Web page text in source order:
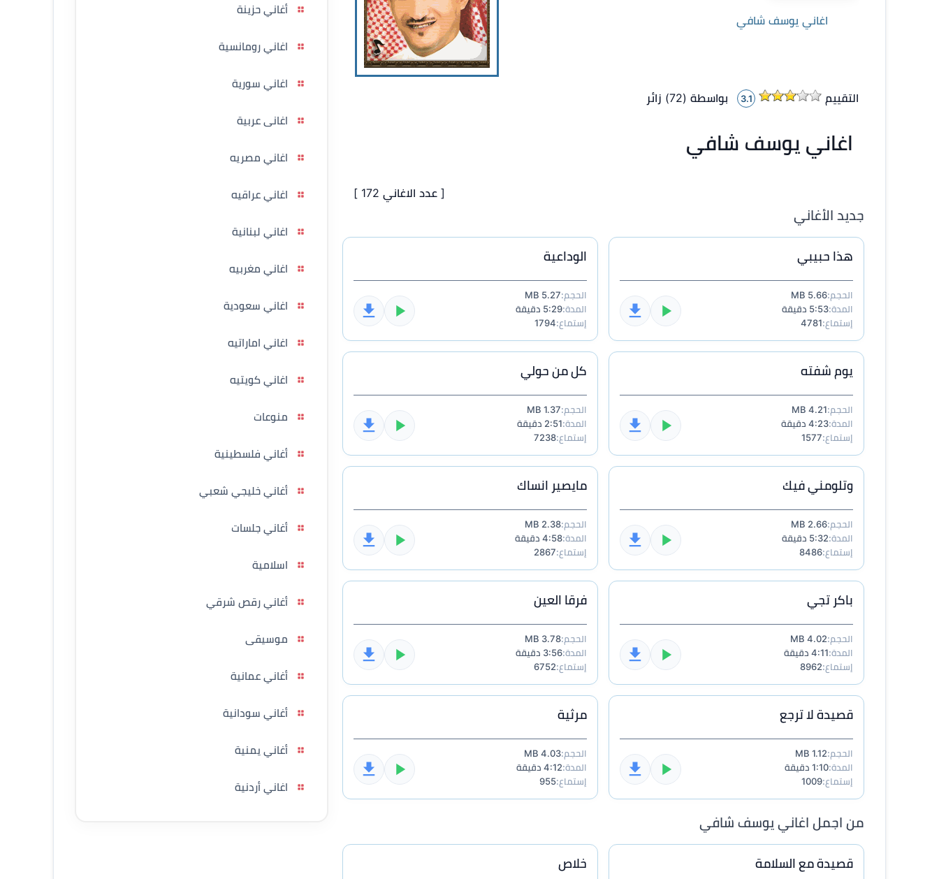
اغاني يوسف شافي
التقييم 3.1 بواسطة (72
) زائر
اغاني يوسف شافي
[ عدد الاغاني 172 ]
جديد الأغاني
هذا حبيبي
الحجم:5.66 MB
المدة:5:53 دقيقة
إستماع:4781
الوداعية
الحجم:5.27 MB
المدة:5:29 دقيقة
إستماع:1794
يوم شفته
الحجم:4.21 MB
المدة:4:23 دقيقة
إستماع:1577
كل من حولي
الحجم:1.37 MB
المدة:2:51 دقيقة
إستماع:7238
وتلومني فيك
الحجم:2.66 MB
المدة:5:32 دقيقة
إستماع:8486
مايصير انساك
الحجم:2.38 MB
المدة:4:58 دقيقة
إستماع:2867
باكر تجي
الحجم:4.02 MB
المدة:4:11 دقيقة
إستماع:8962
فرقا العين
الحجم:3.78 MB
المدة:3:56 دقيقة
إستماع:6752
قصيدة لا ترجع
الحجم:1.12 MB
المدة:1:10 دقيقة
إستماع:1009
مرثية
الحجم:4.03 MB
المدة:4:12 دقيقة
إستماع:955
من اجمل اغاني يوسف شافي
قصيدة مع السلامة خلاص
أغاني حزينة
اغاني رومانسية
اغاني سورية
اغانى عربية
اغاني مصريه
اغاني عراقيه
اغاني لبنانية
اغاني مغربيه
اغاني سعودية
اغاني اماراتيه
اغاني كويتيه
منوعات
أغاني فلسطينية
أغاني خليجي شعبي
أغاني جلسات
اسلامية
أغاني رقص شرقي
موسيقى
أغاني عمانية
أغاني سودانية
أغاني يمنية
اغاني أردنية